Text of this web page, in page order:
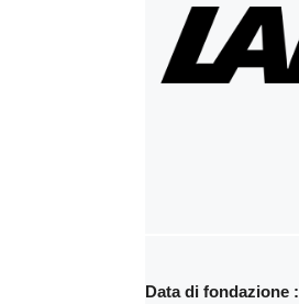
Data di fondazione :